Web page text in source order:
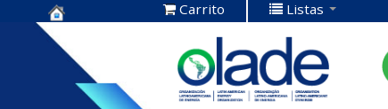
Centro de
Documentación
OLADE -
Carrito Listas